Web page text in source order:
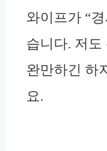
와이프가 “
습니다. 저도
완만하긴 하
요.